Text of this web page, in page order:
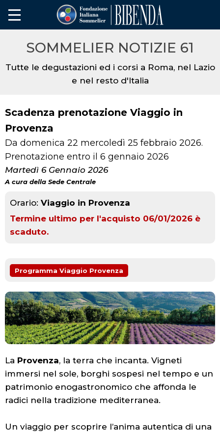
SOMMELIER NOTIZIE 61
Tutte le degustazioni ed i corsi a Roma, nel Lazio
e nel resto d'Italia
Scadenza prenotazione Viaggio in
Provenza
Da domenica 22 mercoledì 25 febbraio 2026.
Prenotazione entro il 6 gennaio 2026
Martedì 6 Gennaio 2026
A cura della Sede Centrale
Orario: Viaggio in Provenza
Termine ultimo per l'acquisto 06/01/2026 è
scaduto.
Programma Viaggio Provenza
La Provenza, la terra che incanta. Vigneti
immersi nel sole, borghi sospesi nel tempo e un
patrimonio enogastronomico che affonda le
radici nella tradizione mediterranea.
Un viaggio per scoprire l’anima autentica di una